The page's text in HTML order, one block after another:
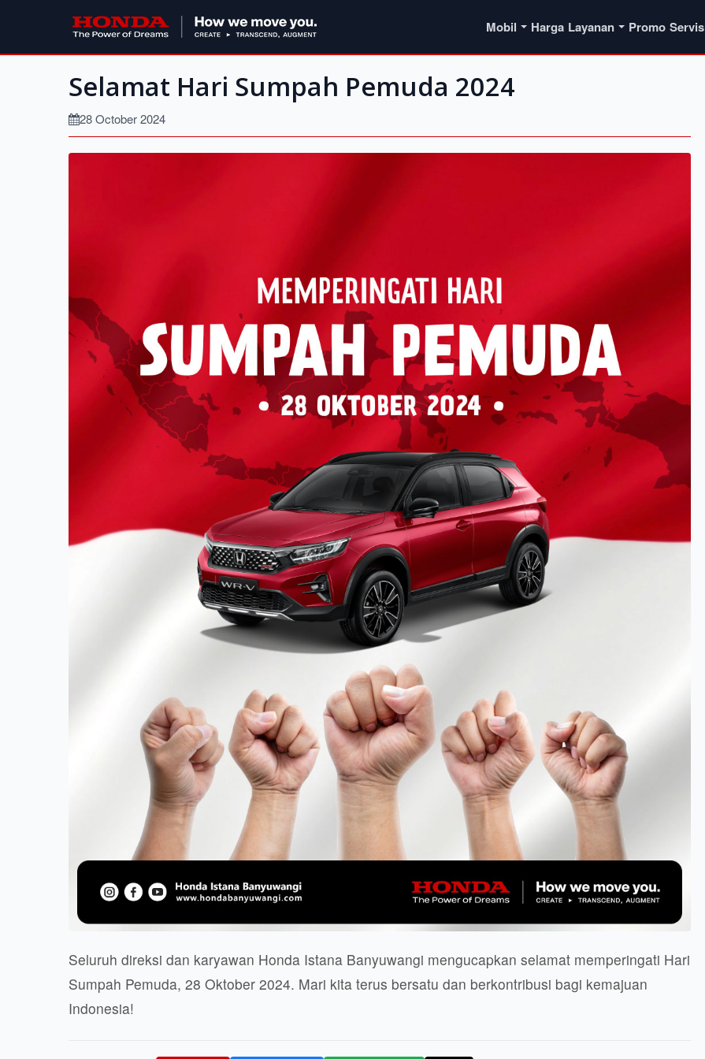
Mobil Harga Layanan Promo Servis
Selamat Hari Sumpah Pemuda 2024
28 October 2024
Seluruh direksi dan karyawan Honda Istana Banyuwangi mengucapkan selamat memperingati Hari
Sumpah Pemuda, 28 Oktober 2024. Mari kita terus bersatu dan berkontribusi bagi kemajuan
Indonesia!